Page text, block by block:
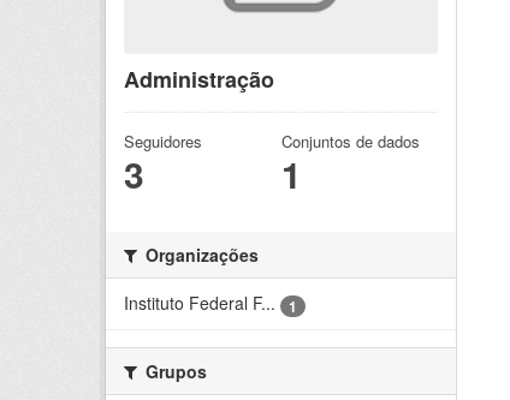
Administração
Seguidores
3
Conjuntos de dados
1
Organizações
Instituto Federal F...
1
Grupos